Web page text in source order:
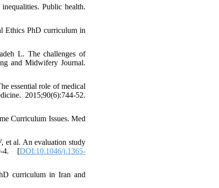
Public health.
Ethics PhD curriculum in
L. The challenges of
and Midwifery Journal.
essential role of medical
2015;90(6):744-52.
Curriculum Issues. Med
et al. An evaluation study
4. [DOI:10.1046/j.1365-
curriculum in Iran and